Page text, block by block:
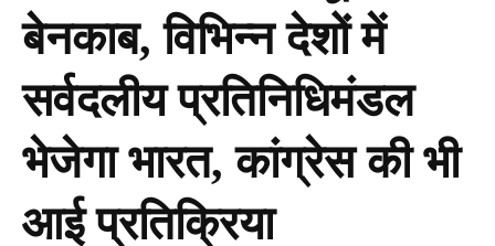
बेनकाब, विभिन्न देशों में
सर्वदलीय प्रतिनिधिमंडल
भेजेगा भारत, कांग्रेस की भी
आई प्रतिक्रिया